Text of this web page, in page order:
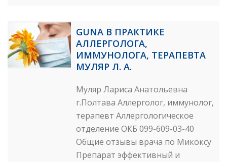
GUNA В ПРАКТИКЕ
АЛЛЕРГОЛОГА,
ИММУНОЛОГА, ТЕРАПЕВТА
МУЛЯР Л. А.
Муляр Лариса Анатольевна
г.Полтава Аллерголог, иммунолог,
терапевт Аллергологическое
отделение ОКБ 099-609-03-40
Общие отзывы врача по Микоксу
Препарат эффективный и